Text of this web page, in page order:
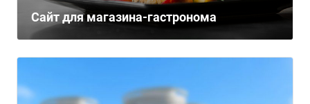
Сайт для магазина-гастронома